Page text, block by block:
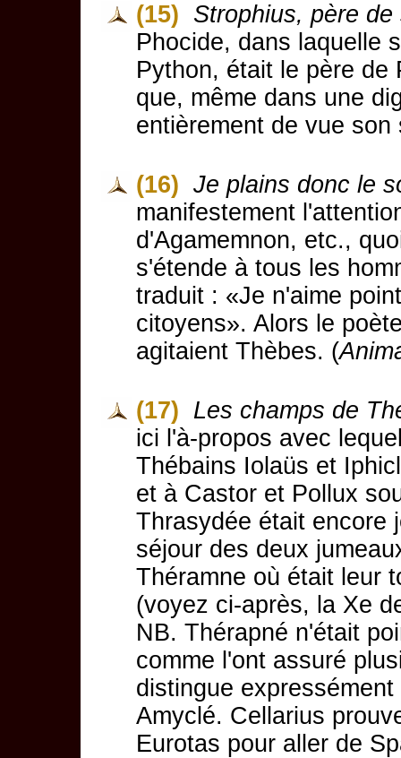
(15) Strophius, père de
Phocide, dans laquelle
Python, était le père de
que, même dans une
entièrement de vue son
(16) Je plains donc le
manifestement
d'Agamemnon, etc.,
s'étende à tous les
traduit : «Je n'aime
citoyens». Alors le
agitaient Thèbes. (
(17) Les champs de
ici l'à-propos avec
Thébains Iolaüs et
et à Castor et Pollux
Thrasydée était encore
séjour des deux
Théramne où était leur
(voyez ci-après, la Xe
NB. Thérapné n'était
comme l'ont assuré
distingue
Amyclé. Cellarius
Eurotas pour aller de